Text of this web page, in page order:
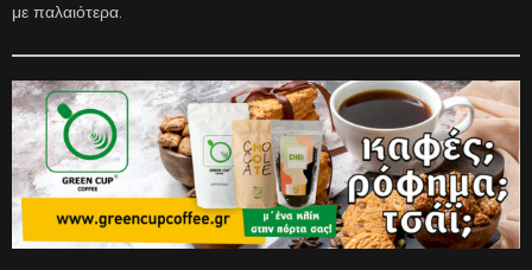
με παλαιότερα.